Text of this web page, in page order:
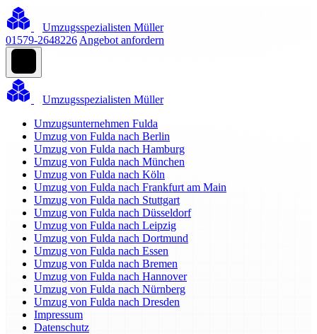
Umzugsspezialisten Müller
01579-2648226 Angebot anfordern
Umzugsspezialisten Müller
Umzugsunternehmen Fulda
Umzug von Fulda nach Berlin
Umzug von Fulda nach Hamburg
Umzug von Fulda nach München
Umzug von Fulda nach Köln
Umzug von Fulda nach Frankfurt am Main
Umzug von Fulda nach Stuttgart
Umzug von Fulda nach Düsseldorf
Umzug von Fulda nach Leipzig
Umzug von Fulda nach Dortmund
Umzug von Fulda nach Essen
Umzug von Fulda nach Bremen
Umzug von Fulda nach Hannover
Umzug von Fulda nach Nürnberg
Umzug von Fulda nach Dresden
Impressum
Datenschutz